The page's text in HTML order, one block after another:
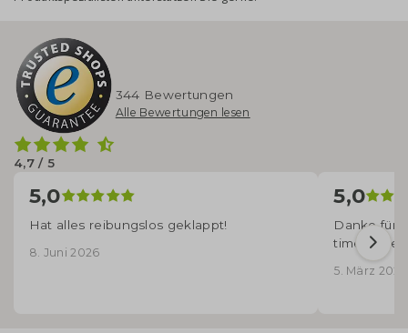
4,7 / 5
344 Bewertungen
Alle Bewertungen lesen
5,0
Hat alles reibungslos geklappt!
8. Juni 2026
5,0
Danke für
time
5. März 2026